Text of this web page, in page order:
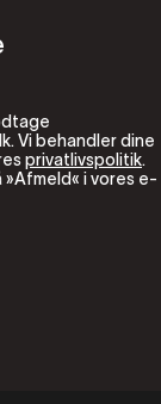
Vi behandler dine
privatlivspolitik.
»Afmeld« i vores e-